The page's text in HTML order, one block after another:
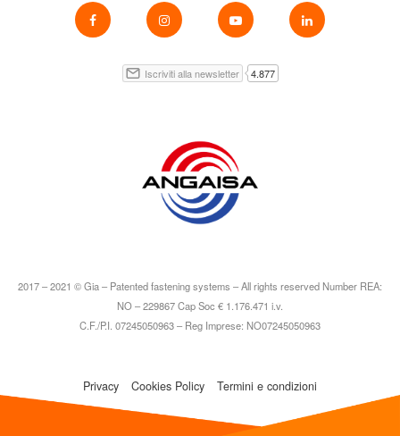
2017 – 2021 © Gia – Patented fastening systems – All rights reserved Number REA:
NO – 229867 Cap Soc € 1.176.471 i.v.
C.F./P.I. 07245050963 – Reg Imprese: NO07245050963
Privacy Cookies Policy Termini e condizioni